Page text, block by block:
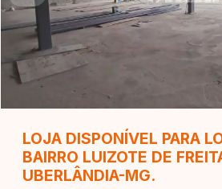
LOJA DISPONÍVEL PARA
BAIRRO LUIZOTE DE
UBERLÂNDIA-MG.